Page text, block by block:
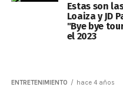
Estas son
Loaiza y JD
"Bye bye
el 2023
ENTRETENIMIENTO hace 4 años